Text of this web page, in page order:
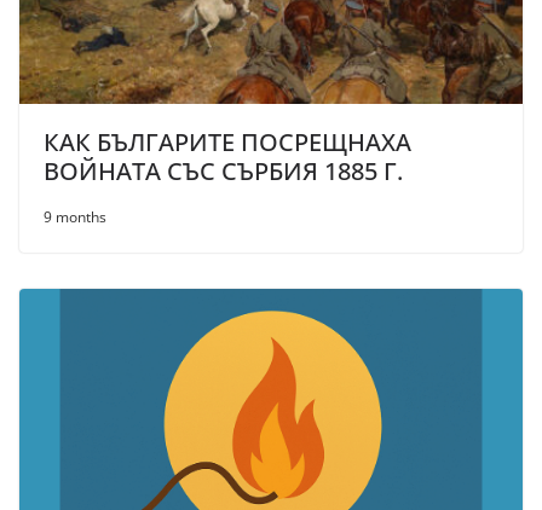
КАК БЪЛГАРИТЕ ПОСРЕЩНАХА
ВОЙНАТА СЪС СЪРБИЯ 1885 Г.
9 months